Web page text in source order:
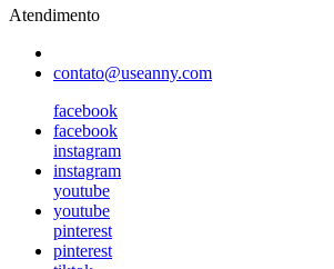
Atendimento
contato@useanny.com
facebook
facebook
instagram
instagram
youtube
youtube
pinterest
pinterest